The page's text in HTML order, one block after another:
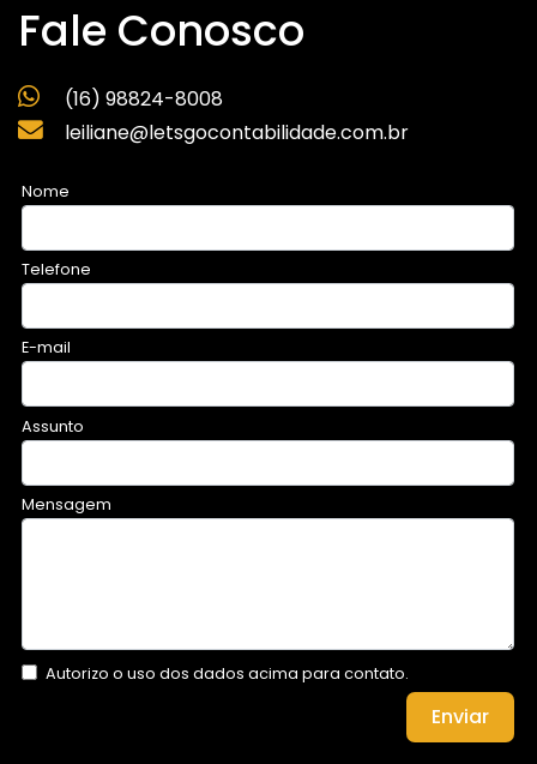
Fale Conosco
(16) 98824-8008
leiliane@letsgocontabilidade.com.br
Nome
Telefone
E-mail
Assunto
Mensagem
Autorizo o uso dos dados acima para contato.
Enviar